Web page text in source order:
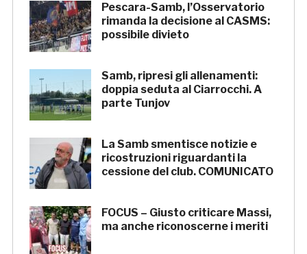
Pescara-Samb, l’Osservatorio
rimanda la decisione al CASMS:
possibile divieto
Samb, ripresi gli allenamenti:
doppia seduta al Ciarrocchi. A
parte Tunjov
La Samb smentisce notizie e
ricostruzioni riguardanti la
cessione del club. COMUNICATO
FOCUS – Giusto criticare Massi,
ma anche riconoscerne i meriti